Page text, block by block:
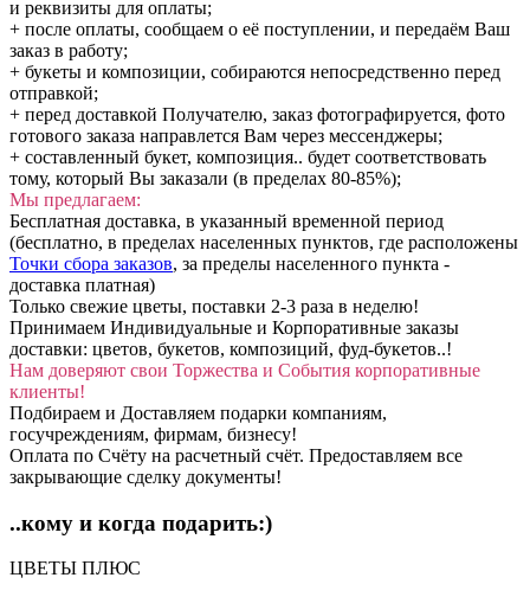
и реквизиты для оплаты;
+ после оплаты, сообщаем о её поступлении, и передаём Ваш
заказ в работу;
+ букеты и композиции, собираются непосредственно перед
отправкой;
+ перед доставкой Получателю, заказ фотографируется, фото
готового заказа направлется Вам через мессенджеры;
+ составленный букет, композиция.. будет соответствовать
тому, который Вы заказали (в пределах 80-85%);
Мы предлагаем:
Бесплатная доставка, в указанный временной период
(бесплатно, в пределах населенных пунктов, где расположены
Точки сбора заказов, за пределы населенного пункта -
доставка платная)
Только свежие цветы, поставки 2-3 раза в неделю!
Принимаем Индивидуальные и Корпоративные заказы
доставки: цветов, букетов, композиций, фуд-букетов..!
Нам доверяют свои Торжества и События корпоративные
клиенты!
Подбираем и Доставляем подарки компаниям,
госучреждениям, фирмам, бизнесу!
Оплата по Счёту на расчетный счёт. Предоставляем все
закрывающие сделку документы!
..кому и когда подарить:)
ЦВЕТЫ ПЛЮС